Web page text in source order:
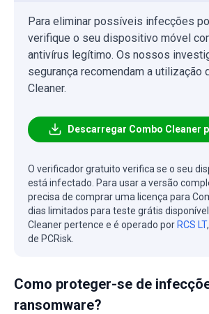
Para eliminar possíveis infecções
verifique o seu dispositivo móvel
antivírus legítimo. Os nossos
segurança recomendam a utilização
Cleaner.
Descarregar Combo Cleaner
O verificador gratuito verifica se o seu
está infectado. Para usar a versão
precisa de comprar uma licença para
dias limitados para teste grátis
Cleaner pertence e é operado por RCS LT
de PCRisk.
Como proteger-se de
ransomware?